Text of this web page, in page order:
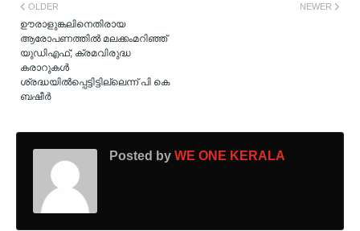
NEWER
OLDER
ഊരാളുങ്കലിനെതിരായ
ആരോപണത്തില്‍ മലക്കംമറിഞ്ഞ്
യുഡിഎഫ്; ക്രമവിരുദ്ധ
കരാറുകള്‍
ശ്രദ്ധയില്‍പ്പെട്ടിട്ടില്ലെന്ന് പി കെ
ബഷീര്‍
Posted by WE ONE KERALA